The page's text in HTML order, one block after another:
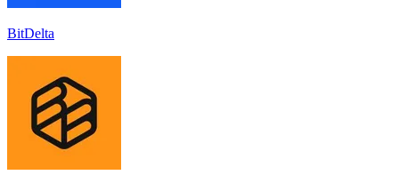
BitDelta